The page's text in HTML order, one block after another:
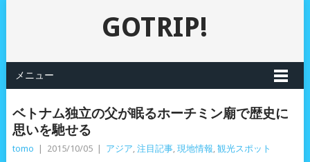
GOTRIP!
メニュー
ベトナム独立の父が眠るホーチミン廟で歴史に
思いを馳せる
tomo 2015/10/05 アジア, 注目記事, 現地情報, 観光スポット